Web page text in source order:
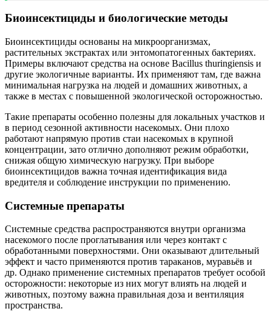
Биоинсектициды и биологические методы
Биоинсектициды основаны на микроорганизмах,
растительных экстрактах или энтомопатогенных бактериях.
Примеры включают средства на основе Bacillus thuringiensis и
другие экологичные варианты. Их применяют там, где важна
минимальная нагрузка на людей и домашних животных, а
также в местах с повышенной экологической осторожностью.
Такие препараты особенно полезны для локальных участков и
в период сезонной активности насекомых. Они плохо
работают напрямую против стаи насекомых в крупной
концентрации, зато отлично дополняют режим обработки,
снижая общую химическую нагрузку. При выборе
биоинсектицидов важна точная идентификация вида
вредителя и соблюдение инструкции по применению.
Системные препараты
Системные средства распространяются внутри организма
насекомого после проглатывания или через контакт с
обработанными поверхностями. Они оказывают длительный
эффект и часто применяются против тараканов, муравьёв и
др. Однако применение системных препаратов требует особой
осторожности: некоторые из них могут влиять на людей и
животных, поэтому важна правильная доза и вентиляция
пространства.